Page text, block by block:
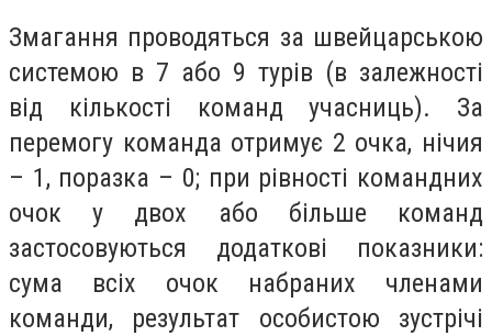
Змагання проводяться за швейцарською
системою в 7 або 9 турів (в залежності
від кількості команд учасниць). За
перемогу команда отримує 2 очка, нічия
– 1, поразка – 0; при рівності командних
очок у двох або більше команд
застосовуються додаткові показники:
сума всіх очок набраних членами
команди, результат особистою зустрічі